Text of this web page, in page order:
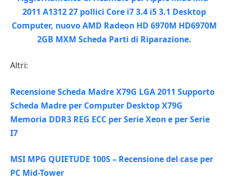
Altri:
Recensione Scheda Madre X79G LGA 2011 Supporto
Scheda Madre per Computer Desktop X79G
Memoria DDR3 REG ECC per Serie Xeon e per Serie
I7
MSI MPG QUIETUDE 100S – Recensione del case per
PC Mid-Tower